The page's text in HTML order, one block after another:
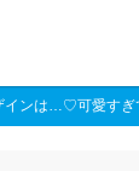
インは…♡可愛す